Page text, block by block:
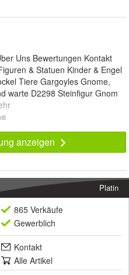
Uns Bewertungen Kontakt
& Statuen Kinder & Engel
Tiere Gargoyles Gnome,
warte D2298 Steinfigur Gnom
anzeigen
Platin
865 Verkäufe
Gewerblich
Kontakt
Alle Artikel